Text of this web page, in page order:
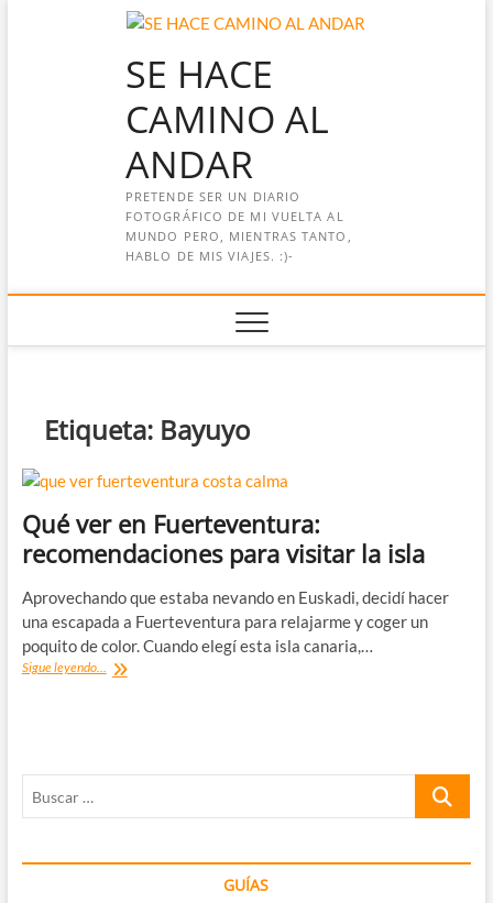
SE HACE
CAMINO AL
ANDAR
PRETENDE SER UN DIARIO
FOTOGRÁFICO DE MI VUELTA AL
MUNDO PERO, MIENTRAS TANTO,
HABLO DE MIS VIAJES. :)-
Etiqueta: Bayuyo
Qué ver en Fuerteventura:
recomendaciones para visitar la isla
Aprovechando que estaba nevando en Euskadi, decidí hacer
una escapada a Fuerteventura para relajarme y coger un
poquito de color. Cuando elegí esta isla canaria,…
Sigue leyendo... Qué
Buscar
GUÍAS